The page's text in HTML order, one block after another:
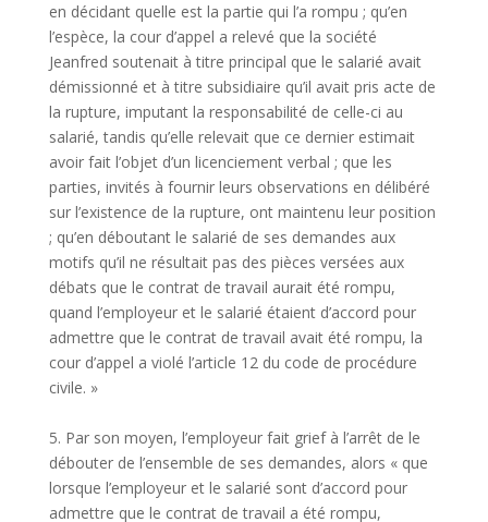
en décidant quelle est la partie qui l’a rompu ; qu’en
l’espèce, la cour d’appel a relevé que la société
Jeanfred soutenait à titre principal que le salarié avait
démissionné et à titre subsidiaire qu’il avait pris acte de
la rupture, imputant la responsabilité de celle-ci au
salarié, tandis qu’elle relevait que ce dernier estimait
avoir fait l’objet d’un licenciement verbal ; que les
parties, invités à fournir leurs observations en délibéré
sur l’existence de la rupture, ont maintenu leur position
; qu’en déboutant le salarié de ses demandes aux
motifs qu’il ne résultait pas des pièces versées aux
débats que le contrat de travail aurait été rompu,
quand l’employeur et le salarié étaient d’accord pour
admettre que le contrat de travail avait été rompu, la
cour d’appel a violé l’article 12 du code de procédure
civile. »
5. Par son moyen, l’employeur fait grief à l’arrêt de le
débouter de l’ensemble de ses demandes, alors « que
lorsque l’employeur et le salarié sont d’accord pour
admettre que le contrat de travail a été rompu,